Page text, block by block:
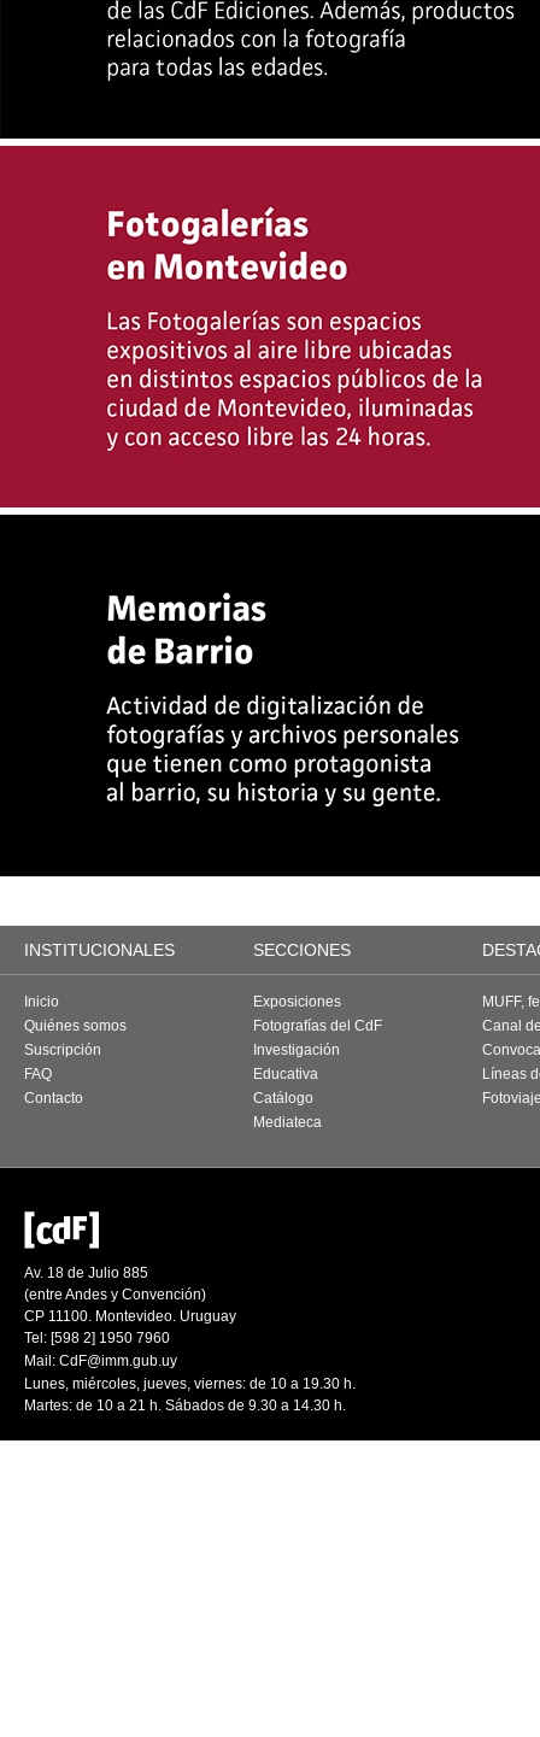
INSTITUCIONALES SECCIONES
Inicio
Quiénes somos
Suscripción
FAQ
Contacto
Exposiciones
Fotografías del CdF
Investigación
Educativa
Catálogo
Mediateca
MUFF,
Canal
Líneas
Av. 18 de Julio 885
(entre Andes y Convención)
CP 11100. Montevideo. Uruguay
Tel: [598 2] 1950 7960
Mail: CdF@imm.gub.uy
Lunes, miércoles, jueves, viernes: de 10 a 19.30 h.
Martes: de 10 a 21 h. Sábados de 9.30 a 14.30 h.